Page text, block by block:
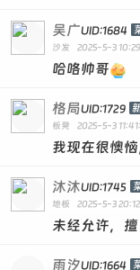
吴广UID:1684
沙发 2025-5-3
哈咯帅哥
格局UID:1729
板凳 2025-5-3
我现在很懊
沐沐UID:1745
地板 2025-5-3
未经允许，
雨汐UID:1664